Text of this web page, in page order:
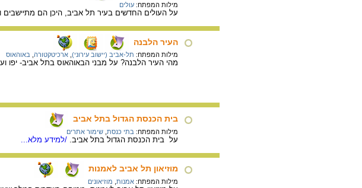
מילות המפתח: עולים
על העולים החדשים בעיר תל אביב, היכן הם מתיישבים
העיר הלבנה
מילות המפתח: תל-אביב (יישוב עירוני) ארכיטקטורה באוהאוס
מהי העיר הלבנה? על מבני הבאוהאוס בתל אביב- יפו
בית הכנסת הגדול בתל אביב
מילות המפתח: בתי כנסת שימור אתרים
על בית הכנסת הגדול בתל אביב. /למידע מלא...
מוזיאון תל אביב לאמנות
מילות המפתח: אמנות מוזיאונים